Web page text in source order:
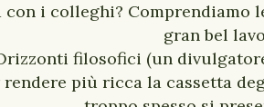
i colleghi? Comprendiamo
gran bel
filosofici (un
più ricca la cassetta